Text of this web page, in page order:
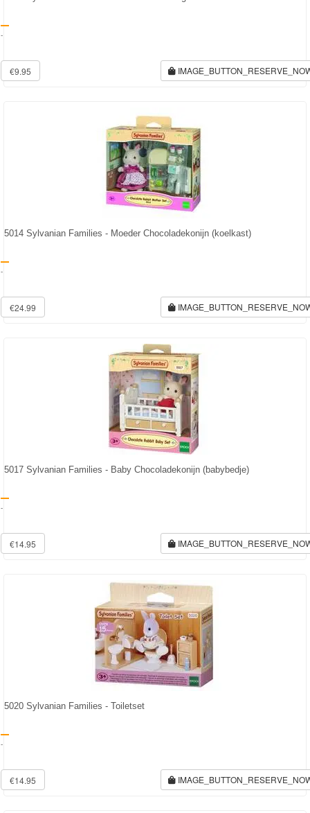
Back
to
OP=OP!
-
€9.95
5014 Sylvanian Families - Moeder Chocoladekonijn (koelkast)
-
€24.99
5017 Sylvanian Families - Baby Chocoladekonijn (babybedje)
-
€14.95
5020 Sylvanian Families - Toiletset
-
€14.95